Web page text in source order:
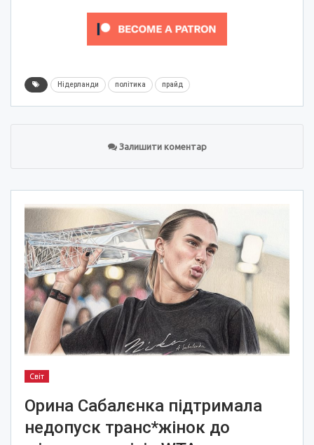
Нідерланди політика прайд
Залишити коментар
Світ
Орина Сабалєнка підтримала
недопуск транс*жінок до